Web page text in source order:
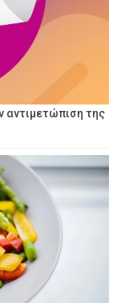
αντιμετώπιση της